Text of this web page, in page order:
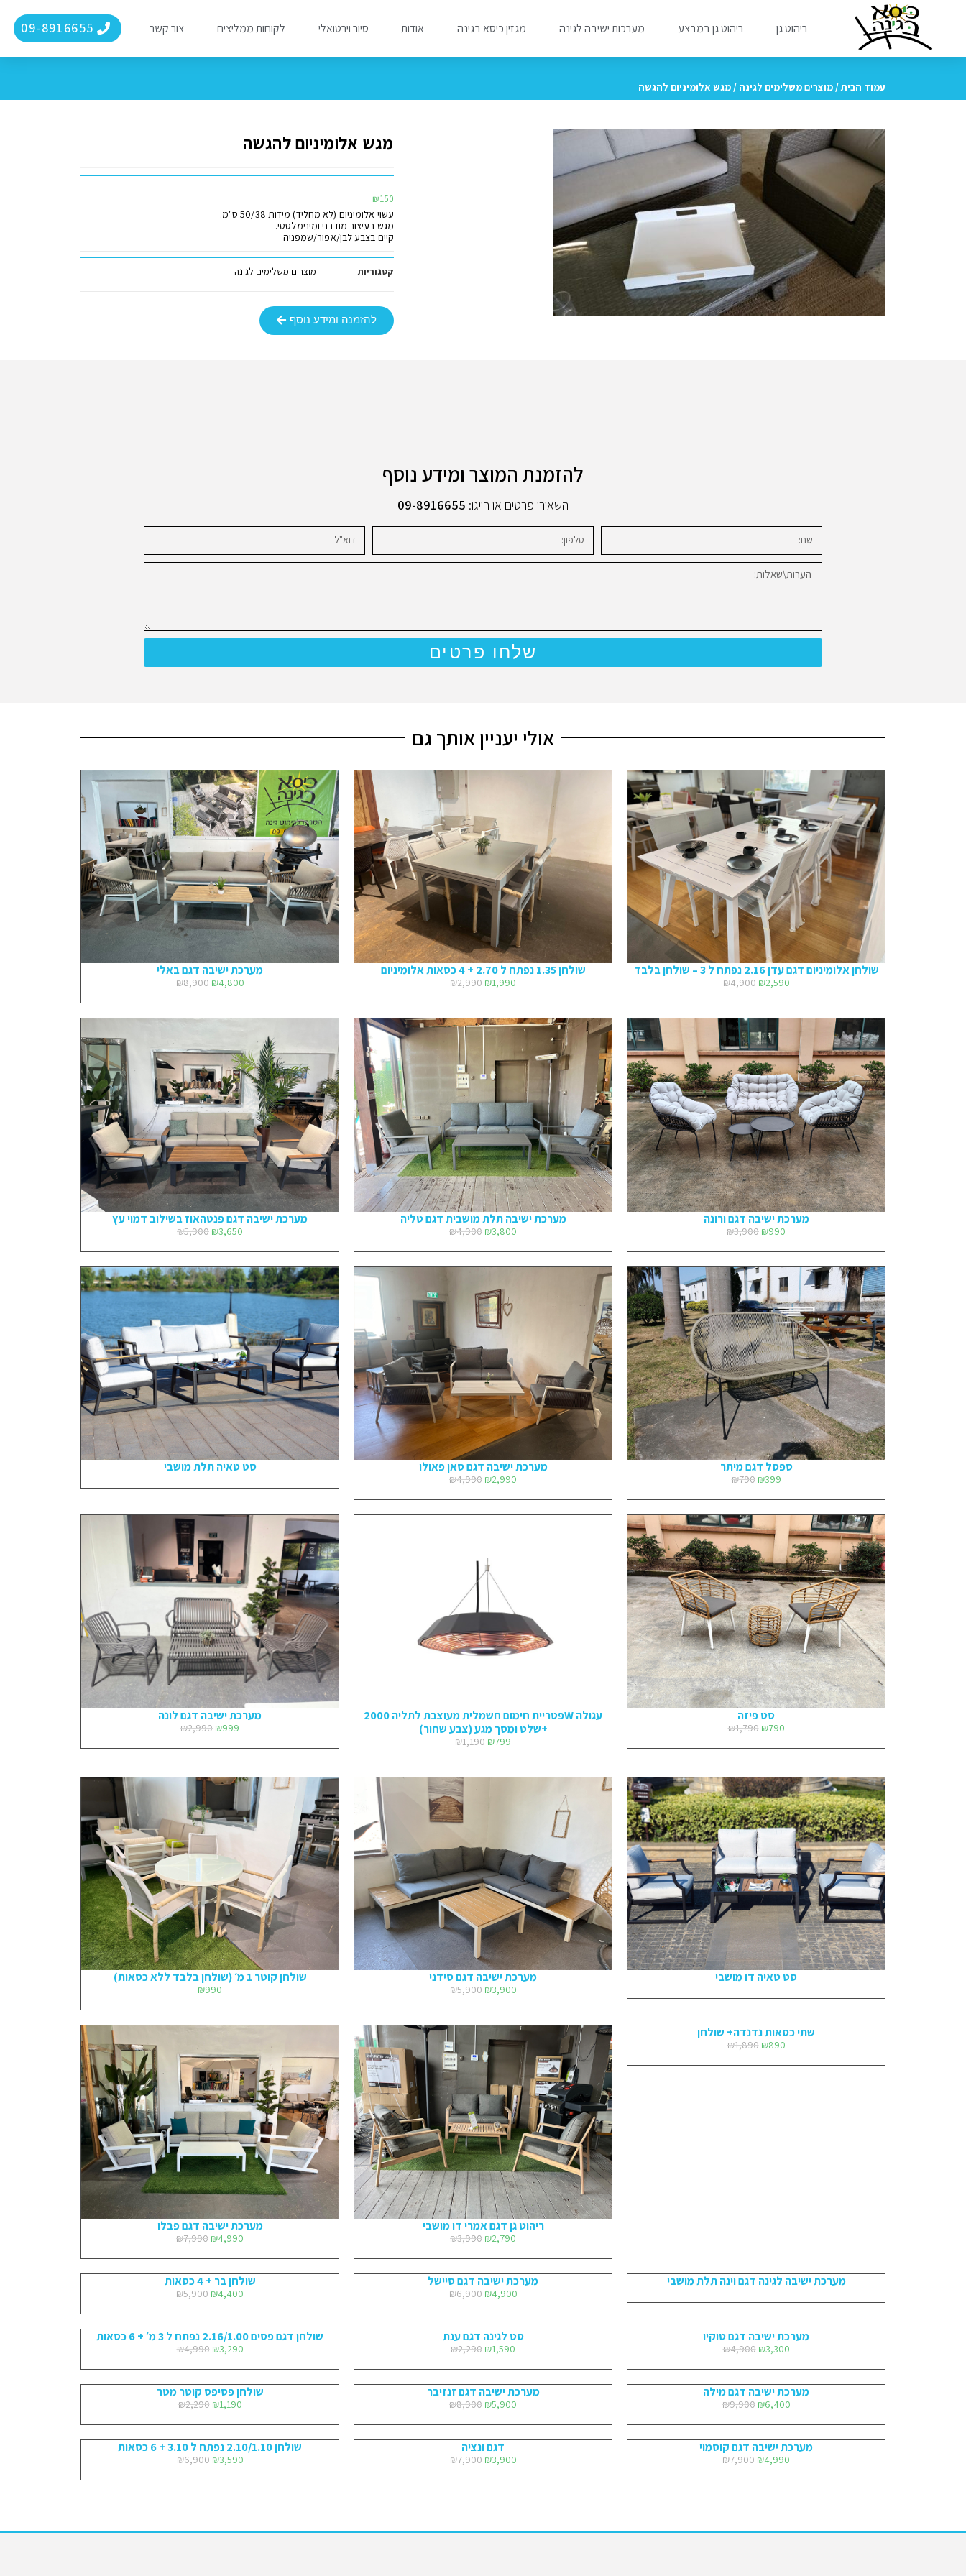
ריהוט גן ריהוט גן במבצע מערכות ישיבה לגינה מגזין כיסא בגינה אודות סיור וירטואלי לקוחות ממליצים צור קשר 09-8916655
עמוד הבית/ מוצרים משלימים לגינה / מגש אלומיניום להגשה
מגש אלומיניום להגשה
₪150
עשוי אלומיניום (לא מחליד) מידות 50/38 ס"מ.
מגש בעיצוב מודרני ומינימלסטי.
קיים בצבע לבן/אפור/שמפניה
קטגוריות מוצרים משלימים לגינה
להזמנה ומידע נוסף
להזמנת המוצר ומידע נוסף
השאירו פרטים או חייגו: 09-8916655
שלחו פרטים
אולי יעניין אותך גם
מערכת ישיבה דגם באלי
₪8,900 ₪4,800
שולחן 1.35 נפתח ל 2.70 + 4 כסאות אלומיניום
₪2,990 ₪1,990
שולחן אלומיניום דגם עדן 2.16 נפתח ל 3 – שולחן בלבד
₪4,900 ₪2,590
מערכת ישיבה דגם פנטהאוז בשילוב דמוי עץ
₪5,900 ₪3,650
מערכת ישיבה תלת מושבית דגם טליה
₪4,900 ₪3,800
מערכת ישיבה דגם ורונה
₪3,900 ₪990
סט טאיה תלת מושבי מערכת ישיבה דגם סאן פאולו
₪4,990 ₪2,990
ספסל דגם מיתר
₪790 ₪399
מערכת ישיבה דגם לונה
₪2,990 ₪999
פטריית חימום חשמלית מעוצבת לתליה 2000W עגולה
+שלט ומסך מגע (צבע שחור)
₪1,190 ₪799
סט פיזה
₪1,790 ₪790
שולחן קוטר 1 מ׳ (שולחן בלבד ללא כסאות)
₪990
מערכת ישיבה דגם סידני
₪5,900 ₪3,900
סט טאיה דו מושבי
מערכת ישיבה דגם פבלו
₪7,990 ₪4,990
ריהוט גן דגם אמרי דו מושבי
₪3,990 ₪2,790
שתי כסאות נדנדה+ שולחן
₪1,890 ₪890
שולחן בר + 4 כסאות
₪5,900 ₪4,400
מערכת ישיבה דגם סיישל
₪6,900 ₪4,900
מערכת ישיבה לגינה דגם וינה תלת מושבי
שולחן דגם פסים 2.16/1.00 נפתח ל 3 מ׳ + 6 כסאות
₪4,990 ₪3,290
סט לגינה דגם ענת
₪2,290 ₪1,590
מערכת ישיבה דגם טוקיו
₪4,900 ₪3,300
שולחן פסיפס קוטר מטר
₪2,290 ₪1,190
מערכת ישיבה דגם זנזיבר
₪8,900 ₪5,900
מערכת ישיבה דגם מילה
₪9,900 ₪6,400
שולחן 2.10/1.10 נפתח ל 3.10 + 6 כסאות
₪6,900 ₪3,590
דגם ונציה
₪7,900 ₪3,900
מערכת ישיבה דגם קוסמוי
₪7,900 ₪4,990